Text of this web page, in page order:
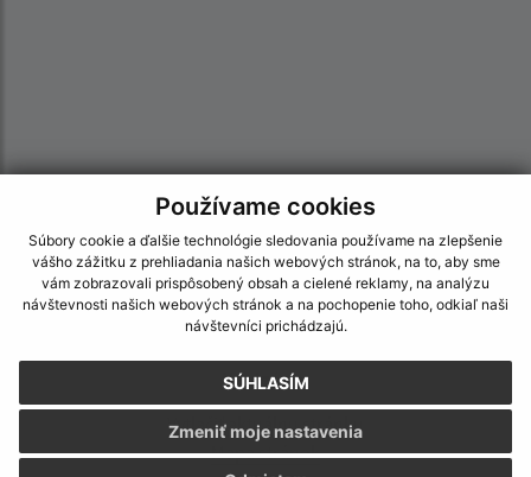
Používame cookies
Súbory cookie a ďalšie technológie sledovania používame na zlepšenie
vášho zážitku z prehliadania našich webových stránok, na to, aby sme
vám zobrazovali prispôsobený obsah a cielené reklamy, na analýzu
návštevnosti našich webových stránok a na pochopenie toho, odkiaľ naši
návštevníci prichádzajú.
SÚHLASÍM
Zmeniť moje nastavenia
Informácie o stránke:
Vyhlásenie o prístupnosti
Autorské práva
Ochrana osobných údajov
Navigácia:
Vytlačiť aktuálnu stránku
Mapa stránok